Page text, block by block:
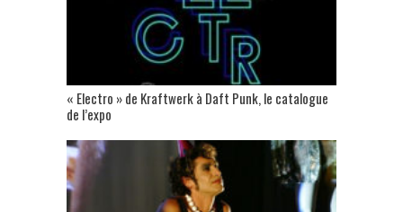
« Electro » de Kraftwerk à Daft Punk, le catalogue
de l’expo